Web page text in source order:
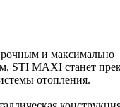
и максимально
STI MAXI станет
отопления.